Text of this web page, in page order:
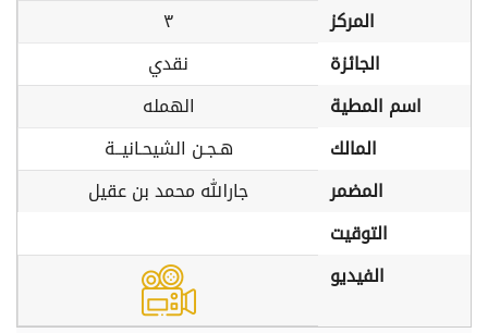
المركز
٣
الجائزة
نقدي
اسم المطية
الهمله
المالك
هـجـن الشيحـانيــة
المضمر
جارالله محمد بن عقيل
التوقيت
الفيديو